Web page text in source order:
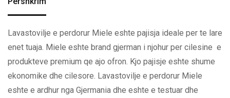
Lavastovilje e perdorur Miele eshte pajisja ideale per te lare
enet tuaja. Miele eshte brand gjerman i njohur per cilesine e
produkteve premium qe ajo ofron. Kjo pajisje eshte shume
ekonomike dhe cilesore. Lavastovilje e perdorur Miele
eshte e ardhur nga Gjermania dhe eshte e testuar dhe